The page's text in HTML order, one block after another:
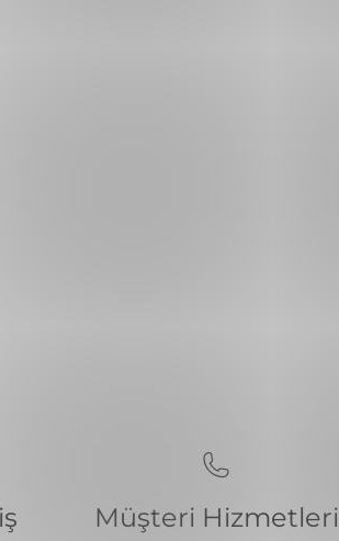
Müşteri Hizmetleri